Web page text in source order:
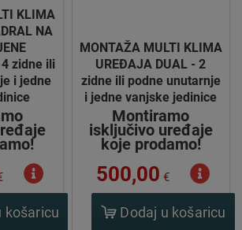
KLIMA
NA
zidne ili
i jedne
košaricu
MONTAŽA MULTI KLIMA
UREĐAJA DUAL - 2
zidne ili podne unutarnje
i jedne vanjske jedinice
Montiramo
isključivo uređaje
koje prodamo!
500,00 €
Dodaj u košaricu